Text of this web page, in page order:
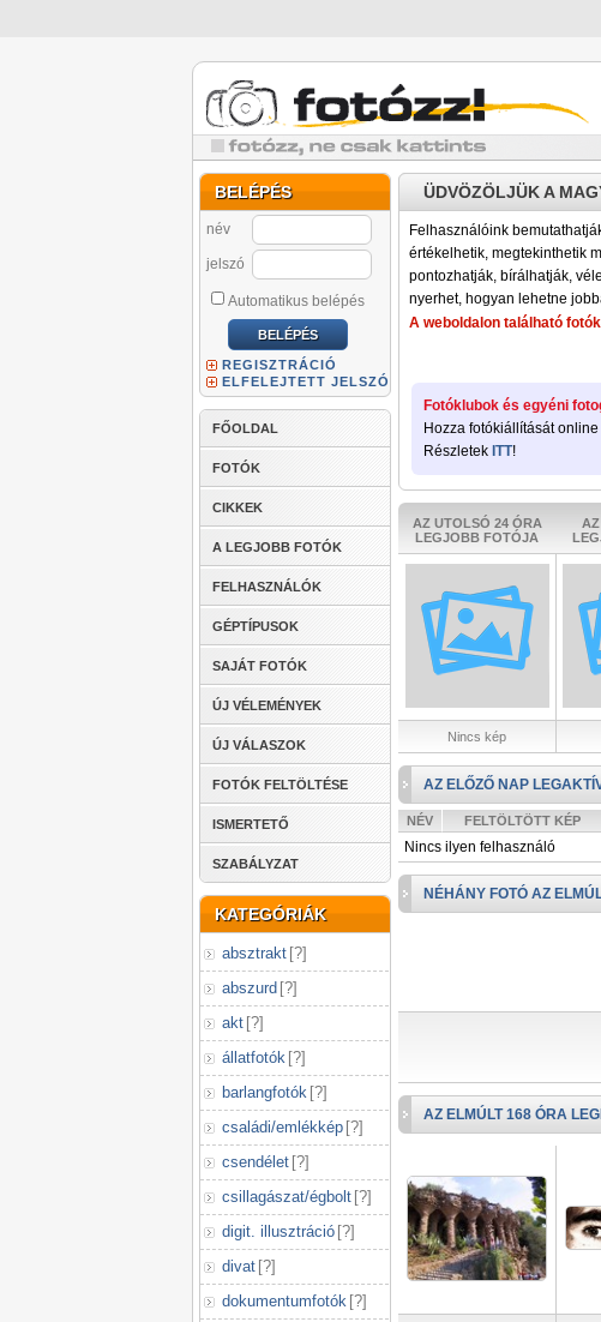
BELÉPÉS
név
jelszó
Automatikus belépés
REGISZTRÁCIÓ
ELFELEJTETT JELSZÓ
FŐOLDAL
FOTÓK
CIKKEK
A LEGJOBB FOTÓK
FELHASZNÁLÓK
GÉPTÍPUSOK
SAJÁT FOTÓK
ÚJ VÉLEMÉNYEK
ÚJ VÁLASZOK
FOTÓK FELTÖLTÉSE
ISMERTETŐ
SZABÁLYZAT
KATEGÓRIÁK
absztrakt [?]
abszurd [?]
akt [?]
állatfotók [?]
barlangfotók [?]
családi/emlékkép [?]
csendélet [?]
csillagászat/égbolt [?]
digit. illusztráció [?]
divat [?]
dokumentumfotók [?]
ÜDVÖZÖLJÜK A
Felhasználóink
értékelhetik, megtekinthetik
pontozhatják, bírálhatják,
nyerhet, hogyan lehetne
A weboldalon található
Fotóklubok és egyéni
Hozza fotókiállítását
Részletek ITT!
AZ UTOLSÓ 24 ÓRA
LEGJOBB FOTÓJA
Nincs kép
AZ ELŐZŐ NAP
NÉV FELTÖLTÖTT KÉP
Nincs ilyen felhasználó
NÉHÁNY FOTÓ AZ
AZ ELMÚLT 168 ÓRA